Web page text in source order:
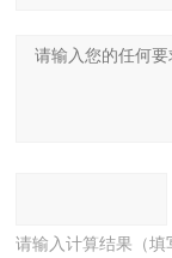
请输入计算结果（